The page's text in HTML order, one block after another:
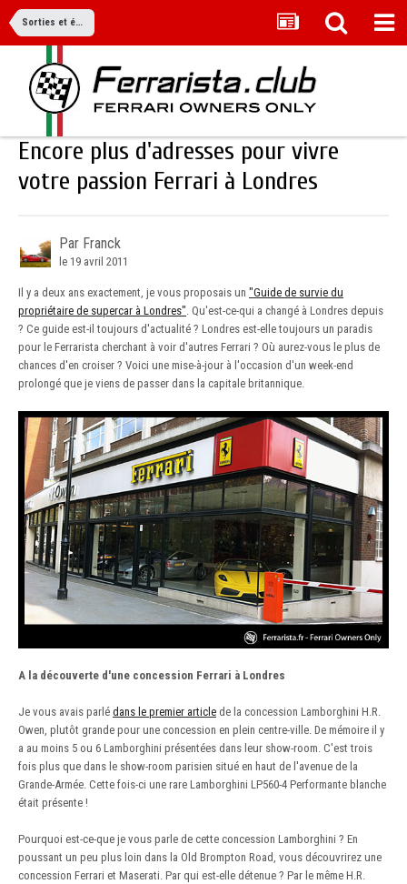
Sorties et événements
Encore plus d'adresses pour vivre
votre passion Ferrari à Londres
Par Franck
le 19 avril 2011
Il y a deux ans exactement, je vous proposais un "Guide de survie du
propriétaire de supercar à Londres" . Qu'est-ce-qui a changé à Londres depuis
? Ce guide est-il toujours d'actualité ? Londres est-elle toujours un paradis
pour le Ferrarista cherchant à voir d'autres Ferrari ? Où aurez-vous le plus de
chances d'en croiser ? Voici une mise-à-jour à l'occasion d'un week-end
prolongé que je viens de passer dans la capitale britannique.
A la découverte d'une concession Ferrari à Londres
Je vous avais parlé dans le premier article de la concession Lamborghini H.R.
Owen, plutôt grande pour une concession en plein centre-ville. De mémoire il y
a au moins 5 ou 6 Lamborghini présentées dans leur show-room. C'est trois
fois plus que dans le show-room parisien situé en haut de l'avenue de la
Grande-Armée. Cette fois-ci une rare Lamborghini LP560-4 Performante blanche
était présente !
Pourquoi est-ce-que je vous parle de cette concession Lamborghini ? En
poussant un peu plus loin dans la Old Brompton Road, vous découvrirez une
concession Ferrari et Maserati. Par qui est-elle détenue ? Par le même H.R.